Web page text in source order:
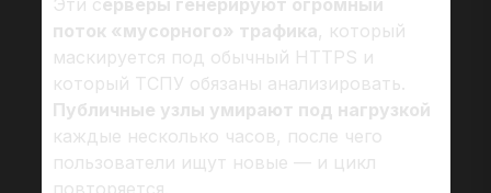
поток «мусорного» трафика, который
маскируется под обычный HTTPS и
который ТСПУ обязаны анализировать.
Публичные узлы умирают под нагрузкой
каждые несколько часов, после чего
пользователи ищут новые — и цикл
повторяется.